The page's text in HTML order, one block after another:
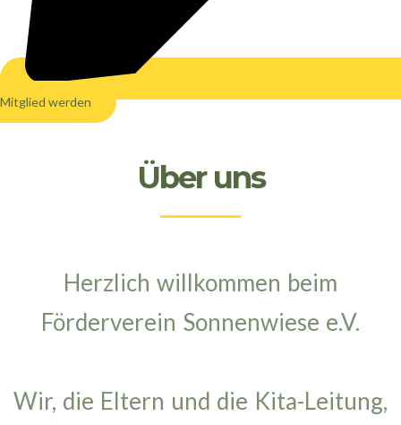
Mitglied werden
Über uns
Herzlich willkommen beim
Förderverein Sonnenwiese e.V.
Wir, die Eltern und die Kita-Leitung,